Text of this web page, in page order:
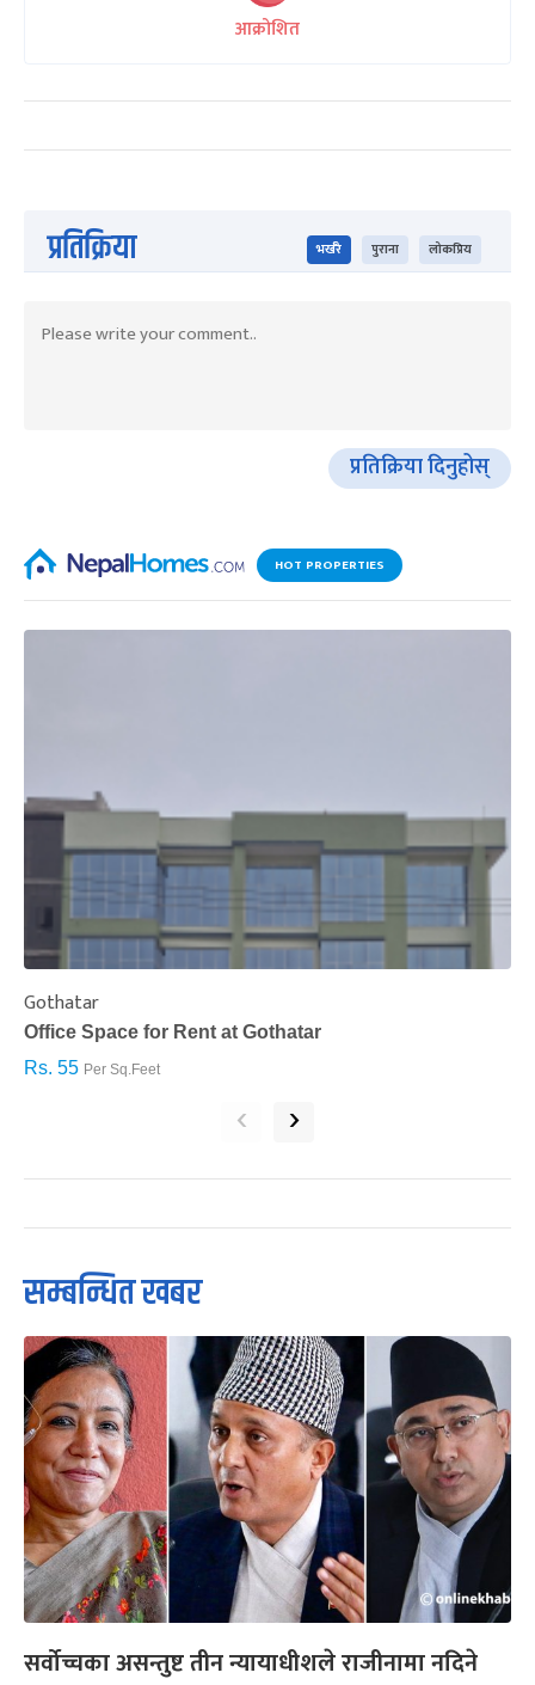
आक्रोशित
प्रतिक्रिया भर्खरै पुराना लोकप्रिय
प्रतिक्रिया दिनुहोस्
HOT PROPERTIES
Gothatar
Office Space for Rent at Gothatar
Rs. 55 Per Sq.Feet
‹ ›
सम्बन्धित खबर
सर्वोच्चका असन्तुष्ट तीन न्यायाधीशले राजीनामा नदिने